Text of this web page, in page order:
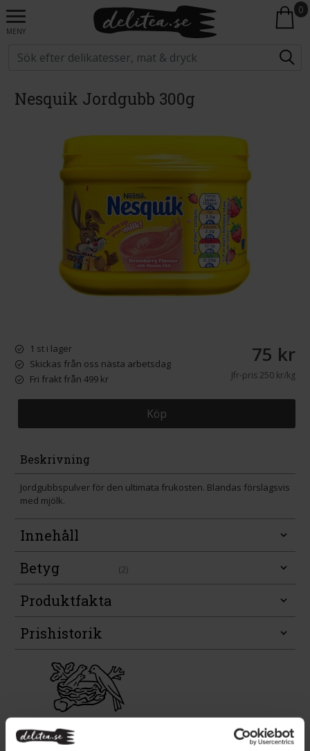
MENY
0
Nesquik Jordgubb 300g
1 st i lager
Skickas från oss nästa arbetsdag
Fri frakt från 499 kr
75 kr
Jfr-pris250 kr/kg
Köp
Beskrivning
Jordgubbspulver för den ultimata frukosten. Blandas förslagsvis
med mjölk.
Innehåll
Betyg
(2)
Produktfakta
Prishistorik